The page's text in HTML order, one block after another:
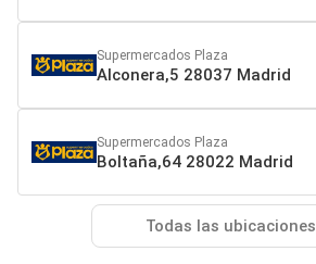
Supermercados Plaza
Alconera,5 28037 Madrid
Supermercados Plaza
Boltaña,64 28022 Madrid
Todas las ubicaciones